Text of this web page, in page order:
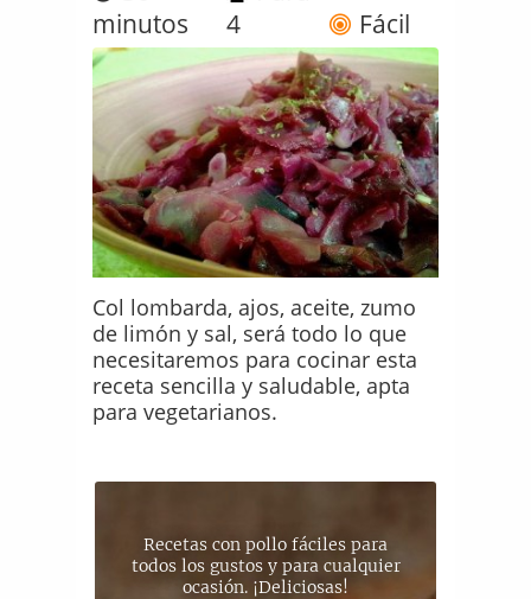
minutos
4
Fácil
Col lombarda, ajos, aceite, zumo
de limón y sal, será todo lo que
necesitaremos para cocinar esta
receta sencilla y saludable, apta
para vegetarianos.
Recetas con pollo fáciles para
todos los gustos y para cualquier
ocasión. ¡Deliciosas!